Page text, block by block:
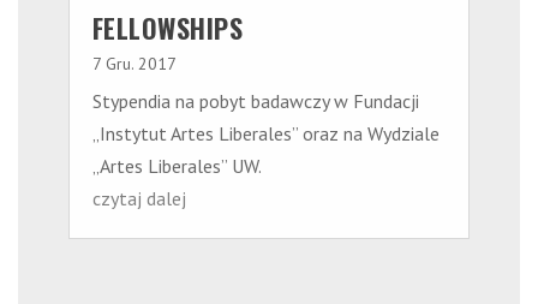
FELLOWSHIPS
7 Gru. 2017
Stypendia na pobyt badawczy w Fundacji
„Instytut Artes Liberales” oraz na Wydziale
„Artes Liberales” UW.
czytaj dalej